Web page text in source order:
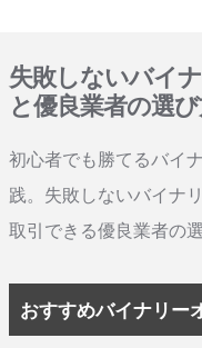
失敗しないバイ
と優良業者の選
初心者でも勝てるバイ
践。失敗しないバイナ
取引できる優良業者の
おすすめバイナリー